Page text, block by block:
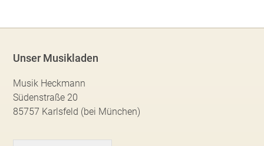
Unser Musikladen
Musik Heckmann
Südenstraße 20
85757 Karlsfeld (bei München)